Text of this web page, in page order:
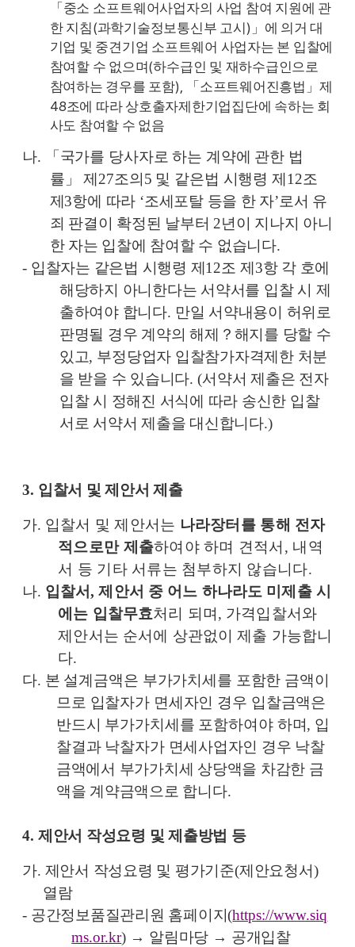
「 중소 소프트웨어사업자의 사업 참여 지원에 관
한 지침(과학기술정보통신부 고시 ) 」 에 의거 대
기업 및 중견기업 소프트웨어 사업자는 본 입찰에
참여할 수 없으며 (하수급인 및 재하수급인으로
참여하는 경우를 포함), 「 소프트웨어진흥법 」 제
48조에 따라 상호출자제한기업집단에 속하는 회
사도 참여할 수 없음
나. 「 국가를 당사자로 하는 계약에 관한 법
률 」제 27조의 5 및 같은법 시행령 제 12조
제 3항에 따라 ‘조세포탈 등을 한 자’로서 유
죄 판결이 확정된 날부터 2년이 지나지 아니
한 자는 입찰에 참여할 수 없습니다.
- 입찰자는 같은법 시행령 제 12조 제 3항 각 호에
해당하지 아니한다는 서약서를 입찰 시 제
출하여야 합니다. 만일 서약내용이 허위로
판명될 경우 계약의 해제 ？ 해지를 당할 수
있고, 부정당업자 입찰참가자격제한 처분
을 받을 수 있습니다. (서약서 제출은 전자
입찰 시 정해진 서식에 따라 송신한 입찰
서로 서약서 제출을 대신합니다.)
3. 입찰서 및 제안서 제출
가. 입찰서 및 제안서는 나라장터를 통해 전자
적으로만 제출하여야 하며 견적서 , 내역
서 등 기타 서류는 첨부하지 않습니다.
나. 입찰서,제안서 중 어느 하나라도 미제출 시
에는 입찰무효처리 되며 , 가격입찰서와
제안서는 순서에 상관없이 제출 가능합니
다.
다. 본 설계금액은 부가가치세를 포함한 금액이
므로 입찰자가 면세자인 경우 입찰금액은
반드시 부가가치세를 포함하여야 하며, 입
찰결과 낙찰자가 면세사업자인 경우 낙찰
금액에서 부가가치세 상당액을 차감한 금
액을 계약금액으로 합니다.
4. 제안서 작성요령 및 제출방법 등
가. 제안서 작성요령 및 평가기준(제안요청서)
열람
- 공간정보품질관리원 홈페이지(https://www.siq
ms.or.kr) → 알림마당 → 공개입찰